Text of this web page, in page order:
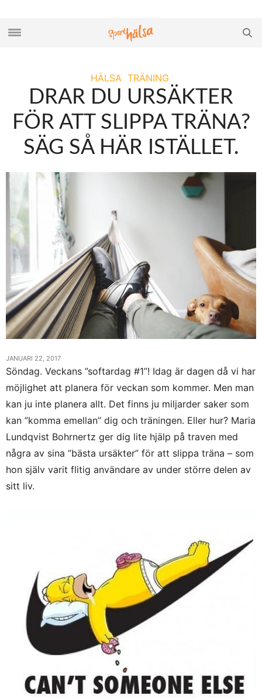
HÄLSA TRÄNING
DRAR DU URSÄKTER
FÖR ATT SLIPPA TRÄNA?
SÄG SÅ HÄR ISTÄLLET.
JANUARI 22, 2017
Söndag. Veckans ”softardag #1”! Idag är dagen då vi har
möjlighet att planera för veckan som kommer. Men man
kan ju inte planera allt. Det finns ju miljarder saker som
kan ”komma emellan” dig och träningen. Eller hur? Maria
Lundqvist Bohrnertz ger dig lite hjälp på traven med
några av sina ”bästa ursäkter” för att slippa träna – som
hon själv varit flitig användare av under större delen av
sitt liv.